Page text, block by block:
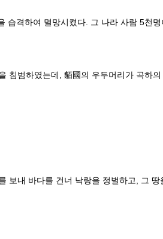
격하여 멸망시켰다. 그 나라 사람 5천
침범하였는데, 貊國의 우두머리가 곡하
보내 바다를 건너 낙랑을 정벌하고, 그